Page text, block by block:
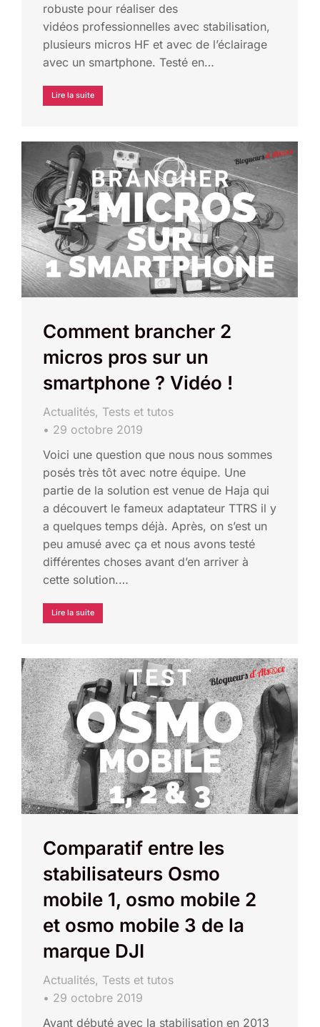
robuste pour réaliser des
vidéos professionnelles avec stabilisation,
plusieurs micros HF et avec de l’éclairage
avec un smartphone. Testé en…
Lire la suite
Comment brancher 2
micros pros sur un
smartphone ? Vidéo !
Actualités, Tests et tutos
29 octobre 2019
Voici une question que nous nous sommes
posés très tôt avec notre équipe. Une
partie de la solution est venue de Haja qui
a découvert le fameux adaptateur TTRS il y
a quelques temps déjà. Après, on s’est un
peu amusé avec ça et nous avons testé
différentes choses avant d’en arriver à
cette solution.…
Lire la suite
Comparatif entre les
stabilisateurs Osmo
mobile 1, osmo mobile 2
et osmo mobile 3 de la
marque DJI
Actualités, Tests et tutos
29 octobre 2019
Ayant débuté avec la stabilisation en 2013